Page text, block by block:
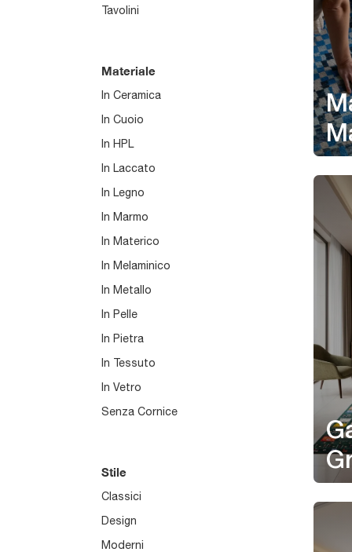
Tavolini
Materiale
In Ceramica
In Cuoio
In HPL
In Laccato
In Legno
In Marmo
In Materico
In Melaminico
In Metallo
In Pelle
In Pietra
In Tessuto
In Vetro
Senza Cornice
Stile
Classici
Design
Moderni